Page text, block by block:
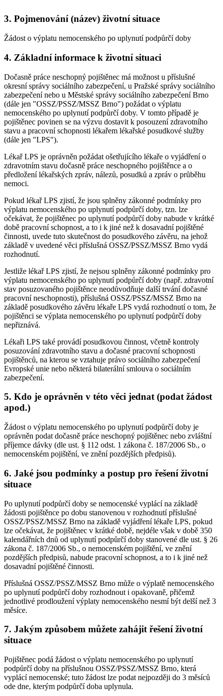
3. Pojmenování (název) životní situace
Žádost o výplatu nemocenského po uplynutí podpůrčí doby
4. Základní informace k životní situaci
Dočasně práce neschopný pojištěnec má možnost u příslušné
okresní správy sociálního zabezpečení, u Pražské správy sociálního
zabezpečení nebo u Městské správy sociálního zabezpečení Brno
(dále jen "OSSZ/PSSZ/MSSZ Brno") požádat o výplatu
nemocenského po uplynutí podpůrčí doby. V tomto případě je
pojištěnec povinen se na výzvu dostavit k posouzení zdravotního
stavu a pracovní schopnosti lékařem lékařské posudkové služby
(dále jen "LPS").
Lékař LPS je oprávněn požádat ošetřujícího lékaře o vyjádření o
zdravotním stavu dočasně práce neschopného pojištěnce a o
předložení lékařských zpráv, nálezů, posudků a zpráv o průběhu
nemoci.
Pokud lékař LPS zjistí, že jsou splněny zákonné podmínky pro
výplatu nemocenského po uplynutí podpůrčí doby, tzn. lze
očekávat, že pojištěnec po uplynutí podpůrčí doby nabude v krátké
době pracovní schopnost, a to i k jiné než k dosavadní pojištěné
činnosti, uvede tuto skutečnost do posudkového závěru, na jehož
základě v uvedené věci příslušná OSSZ/PSSZ/MSSZ Brno vydá
rozhodnutí.
Jestliže lékař LPS zjistí, že nejsou splněny zákonné podmínky pro
výplatu nemocenského po uplynutí podpůrčí doby (např. zdravotní
stav posuzovaného pojištěnce neodůvodňuje další trvání dočasné
pracovní neschopnosti), příslušná OSSZ/PSSZ/MSSZ Brno na
základě posudkového závěru lékaře LPS vydá rozhodnutí o tom, že
pojištěnci se výplata nemocenského po uplynutí podpůrčí doby
nepřiznává.
Lékaři LPS také provádí posudkovou činnost, včetně kontroly
posuzování zdravotního stavu a dočasné pracovní schopnosti
pojištěnců, na kterou se vztahuje právo sociálního zabezpečení
Evropské unie nebo některá bilaterální smlouva o sociálním
zabezpečení.
5. Kdo je oprávněn v této věci jednat (podat žádost
apod.)
Žádost o výplatu nemocenského po uplynutí podpůrčí doby je
oprávněn podat dočasně práce neschopný pojištěnec nebo zvláštní
příjemce dávky (dle ust. § 112 odst. 1 zákona č. 187/2006 Sb., o
nemocenském pojištění, ve znění pozdějších předpisů).
6. Jaké jsou podmínky a postup pro řešení životní
situace
Po uplynutí podpůrčí doby se nemocenské vyplácí na základě
žádosti pojištěnce po dobu stanovenou v rozhodnutí příslušné
OSSZ/PSSZ/MSSZ Brno na základě vyjádření lékaře LPS, pokud
lze očekávat, že pojištěnec v krátké době, nejdéle však v době 350
kalendářních dnů od uplynutí podpůrčí doby stanovené dle ust. § 26
zákona č. 187/2006 Sb., o nemocenském pojištění, ve znění
pozdějších předpisů, nabude pracovní schopnost, a to i k jiné než
dosavadní pojištěné činnosti.
Příslušná OSSZ/PSSZ/MSSZ Brno může o výplatě nemocenského
po uplynutí podpůrčí doby rozhodnout i opakovaně, přičemž
jednotlivé prodloužení výplaty nemocenského nesmí být delší než 3
měsíce.
7. Jakým způsobem můžete zahájit řešení životní
situace
Pojištěnec podá žádost o výplatu nemocenského po uplynutí
podpůrčí doby na příslušnou OSSZ/PSSZ/MSSZ Brno, která
vyplácí nemocenské; tuto žádost lze podat nejpozději do 3 měsíců
ode dne, kterým podpůrčí doba uplynula.